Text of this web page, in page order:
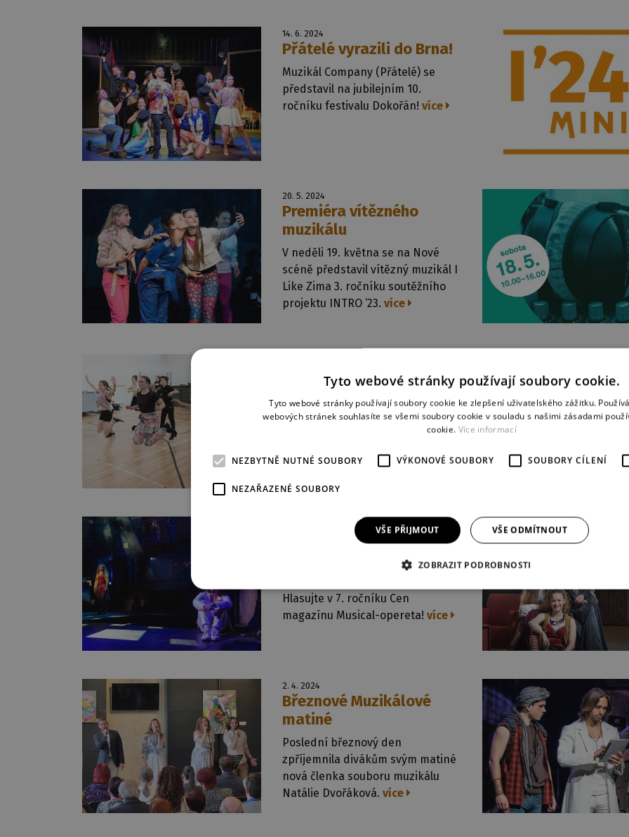
14. 6. 2024
Přátelé vyrazili do Brna!
Muzikál Company (Přátelé) se
představil na jubilejním 10.
ročníku festivalu Dokořán! více
20. 5. 2024
Premiéra vítězného
muzikálu
V neděli 19. května se na Nové
scéně představil vítězný muzikál I
Like Zima 3. ročníku soutěžního
projektu INTRO ’23. více
Šťastný ročník festivalu
plného muzikálu
Na scénu! letos už po 7. ovládne
předprodej vstupenek. více
Hlasujte pro Ježíše
a pro Pavla a Charlotte
Hlasujte v 7. ročníku Cen
magazínu Musical-opereta! více
2. 4. 2024
Březnové Muzikálové
matiné
Poslední březnový den
zpříjemnila divákům svým matiné
nová členka souboru muzikálu
Natálie Dvořáková. více
Tyto webové stránky používají soubory cookie.
Tyto webové stránky používají soubory cookie ke zlepšení uživatelského zážitku.
webových stránek souhlasíte se všemi soubory cookie v souladu s našimi zásadami
cookie. Více informací
NEZBYTNĚ NUTNÉ SOUBORY VÝKONOVÉ SOUBORY SOUBORY CÍLENÍ
NEZAŘAZENÉ SOUBORY
VŠE PŘIJMOUT VŠE ODMÍTNOUT
ZOBRAZIT PODROBNOSTI